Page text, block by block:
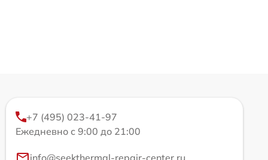
+7 (495) 023-41-97
Ежедневно с 9:00 до 21:00
info@seekthermal-repair-center.ru